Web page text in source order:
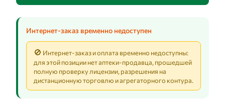
Интернет-заказ временно недоступен
🚫 Интернет-заказ и оплата временно недоступны:
для этой позиции нет аптеки-продавца, прошедшей
полную проверку лицензии, разрешения на
дистанционную торговлю и агрегаторного контура.